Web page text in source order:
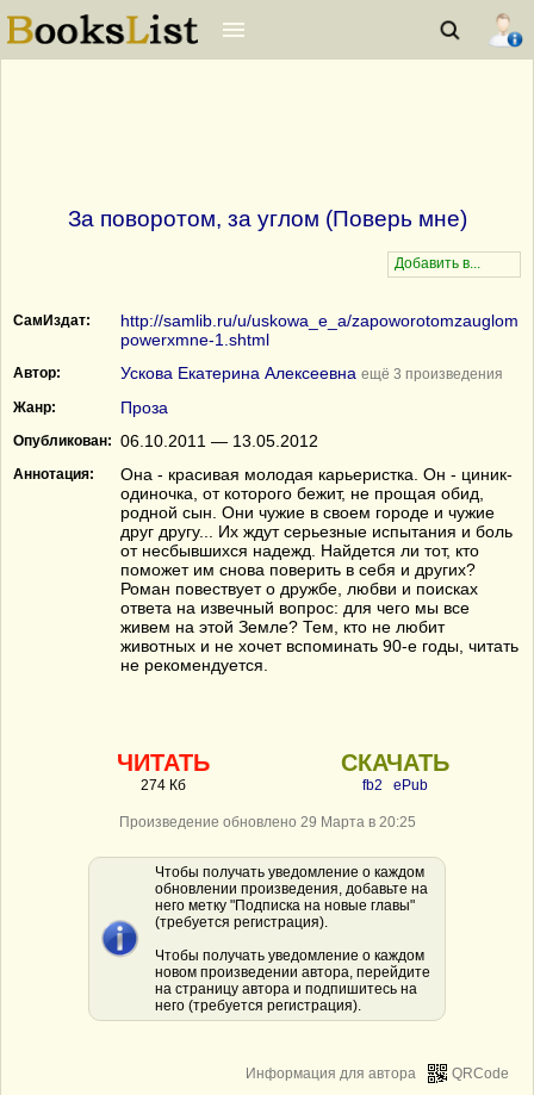
За поворотом, за углом (Поверь мне)
СамИздат:
http://samlib.ru/u/uskowa_e_a/zapoworotomzauglom
powerxmne-1.shtml
Автор: Ускова Екатерина Алексеевна ещё 3 произведения
Жанр:
Проза
Опубликован: 06.10.2011 — 13.05.2012
Аннотация:
Она - красивая молодая карьеристка. Он - циник-
одиночка, от которого бежит, не прощая обид,
родной сын. Они чужие в своем городе и чужие
друг другу... Их ждут серьезные испытания и боль
от несбывшихся надежд. Найдется ли тот, кто
поможет им снова поверить в себя и других?
Роман повествует о дружбе, любви и поисках
ответа на извечный вопрос: для чего мы все
живем на этой Земле? Тем, кто не любит
животных и не хочет вспоминать 90-е годы, читать
не рекомендуется.
ЧИТАТЬ
274 Кб
СКАЧАТЬ
fb2 ePub
Произведение обновлено 29 Марта в 20:25
Чтобы получать уведомление о каждом
обновлении произведения, добавьте на
него метку "Подписка на новые главы"
(требуется регистрация).
Чтобы получать уведомление о каждом
новом произведении автора, перейдите
на страницу автора и подпишитесь на
него (требуется регистрация).
QRCode
Информация для автора